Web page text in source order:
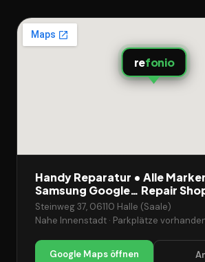
refonio
Handy Reparatur • Alle
Samsung Google… Repair
Steinweg 37, 06110 Halle (Saale)
Nahe Innenstadt · Parkplätze
Google Maps öffnen